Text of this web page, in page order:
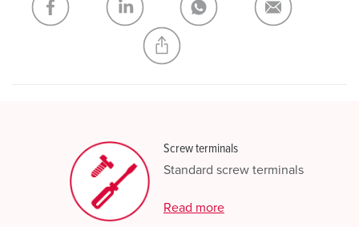
CREATE A NEW LIST
Screw terminals
Standard screw terminals
Read more